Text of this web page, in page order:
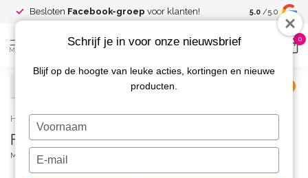
Besloten Facebook-groep voor klanten! Spaar voor
kortingen
5.0 /5.0
MENU
0
Home / Fiber Gel Blush Rose 5 gr.
Fiber Gel Blush Rose 5 gr.
MAGNETIC
Schrijf je in voor onze nieuwsbrief
Blijf op de hoogte van leuke acties, kortingen en nieuwe
producten.
Typ
je
naam
Typ
je